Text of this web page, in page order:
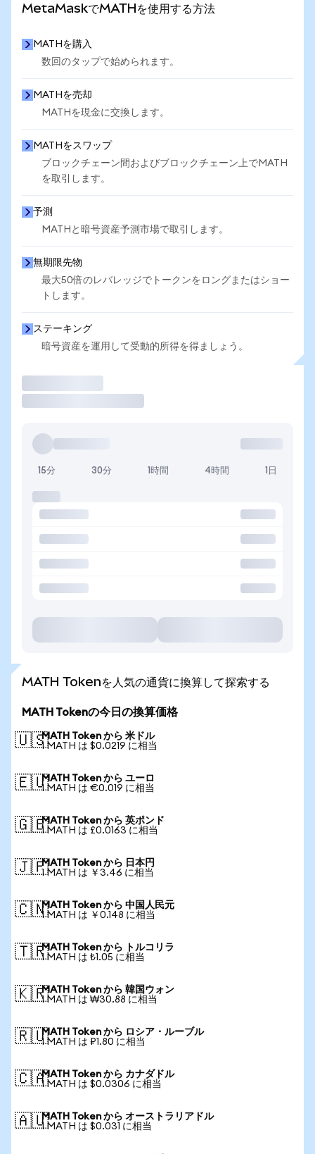
MetaMaskでMATHを使用する方法
MATHを購入
数回のタップで始められます。
MATHを売却
MATHを現金に交換します。
MATHをスワップ
ブロックチェーン間およびブロックチェーン上でMATH
を取引します。
予測
MATHと暗号資産予測市場で取引します。
無期限先物
最大50倍のレバレッジでトークンをロングまたはショー
トします。
ステーキング
暗号資産を運用して受動的所得を得ましょう。
15分 30分 1時間 4時間 1日
MATH Tokenを人気の通貨に換算して探索する
MATH Tokenの今日の換算価格
🇺🇸MATH Token から 米ドル
1 MATH は $0.0219 に相当
🇪🇺MATH Token から ユーロ
1 MATH は €0.019 に相当
🇬🇧MATH Token から 英ポンド
1 MATH は £0.0163 に相当
🇯🇵MATH Token から 日本円
1 MATH は ￥3.46 に相当
🇨🇳MATH Token から 中国人民元
1 MATH は ￥0.148 に相当
🇹🇷MATH Token から トルコリラ
1 MATH は ₺1.05 に相当
🇰🇷MATH Token から 韓国ウォン
1 MATH は ₩30.88 に相当
🇷🇺MATH Token から ロシア・ルーブル
1 MATH は ₽1.80 に相当
🇨🇦MATH Token から カナダドル
1 MATH は $0.0306 に相当
🇦🇺MATH Token から オーストラリアドル
1 MATH は $0.031 に相当